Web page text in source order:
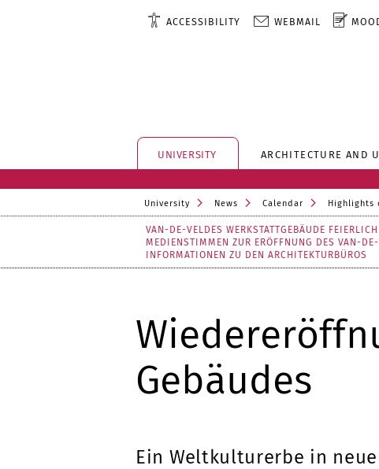
ACCESSIBILITY WEBMAIL
UNIVERSITY ARCHITECTURE AND
University News Calendar Highlights
VAN-DE-VELDES WERKSTATTGEBÄUDE
MEDIENSTIMMEN ZUR ERÖFFNUNG DES VAN-
INFORMATIONEN ZU DEN ARCHITEKTURBÜROS
Gebäudes
Ein Weltkulturerbe in